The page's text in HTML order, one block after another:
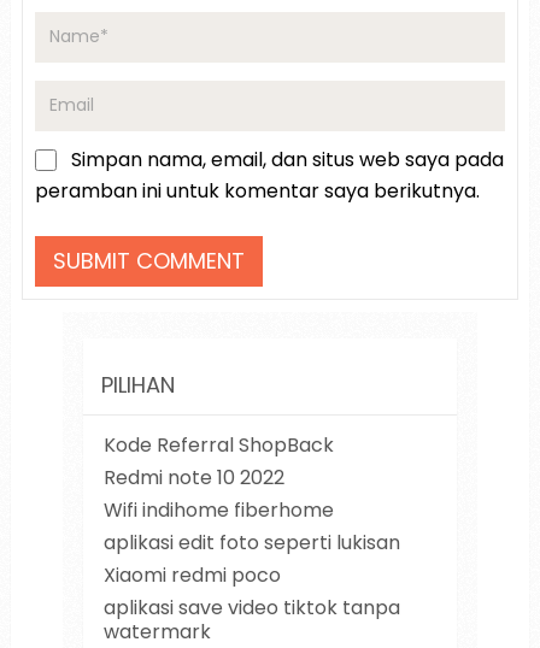
Simpan nama, email, dan situs web saya pada
peramban ini untuk komentar saya berikutnya.
PILIHAN
Kode Referral ShopBack
Redmi note 10 2022
Wifi indihome fiberhome
aplikasi edit foto seperti lukisan
Xiaomi redmi poco
aplikasi save video tiktok tanpa
watermark